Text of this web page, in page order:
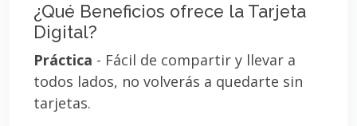
¿Qué Beneficios ofrece la Tarjeta
Digital?
Práctica - Fácil de compartir y llevar a
todos lados, no volverás a quedarte sin
tarjetas.